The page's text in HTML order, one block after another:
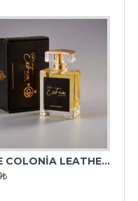
PURE COLONİA LEATHER CONCENTREE